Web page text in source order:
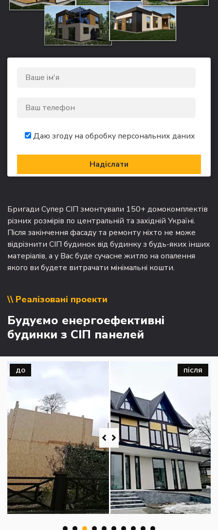
Даю згоду на обробку персональних даних
Бригади Супер СІП змонтували 150+ домокомплектів
різних розмірів по центральній та західній Україні.
Після закінчення фасаду та ремонту ніхто не може
відрізнити СІП будинок від будинку з будь-яких інших
матеріалів, а у Вас буде сучасне житло на опалення
якого ви будете витрачати мінімальні кошти.
\\ Реалізовані проекти
Будуємо енергоефективні
будинки з СІП панелей
до після